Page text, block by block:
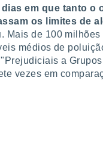
em que tanto o
os limites de
. Mais de 100
médios de
a
vezes em